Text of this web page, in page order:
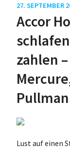
27. SEPTEMBER
Accor
zahlen
Pullman
Lust auf einen